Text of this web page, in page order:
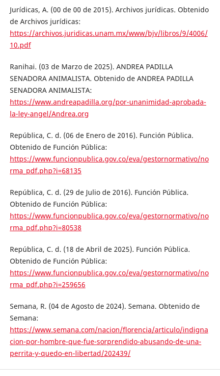
Jurídicas, A. (00 de 00 de 2015). Archivos jurídicas. Obtenido
de Archivos jurídicas:
https://archivos.juridicas.unam.mx/www/bjv/libros/9/4006/
10.pdf
Ranihai. (03 de Marzo de 2025). ANDREA PADILLA
SENADORA ANIMALISTA. Obtenido de ANDREA PADILLA
SENADORA ANIMALISTA:
https://www.andreapadilla.org/por-unanimidad-aprobada-
la-ley-angel/Andrea.org
República, C. d. (06 de Enero de 2016). Función Pública.
Obtenido de Función Pública:
https://www.funcionpublica.gov.co/eva/gestornormativo/no
rma_pdf.php?i=68135
República, C. d. (29 de Julio de 2016). Función Pública.
Obtenido de Función Pública:
https://www.funcionpublica.gov.co/eva/gestornormativo/no
rma_pdf.php?i=80538
República, C. d. (18 de Abril de 2025). Función Pública.
Obtenido de Función Pública:
https://www.funcionpublica.gov.co/eva/gestornormativo/no
rma_pdf.php?i=259656
Semana, R. (04 de Agosto de 2024). Semana. Obtenido de
Semana:
https://www.semana.com/nacion/florencia/articulo/indigna
cion-por-hombre-que-fue-sorprendido-abusando-de-una-
perrita-y-quedo-en-libertad/202439/